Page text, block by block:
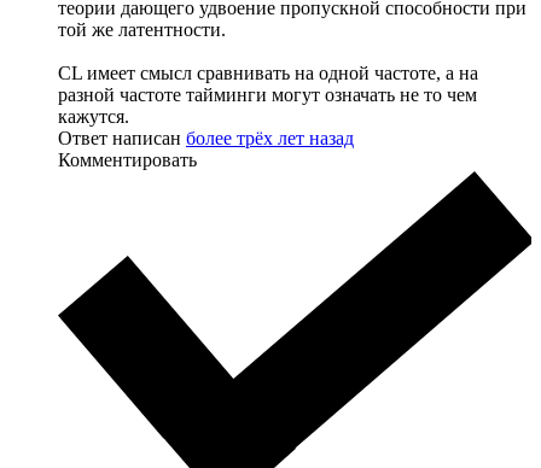
теории дающего удвоение пропускной способности при
той же латентности.
CL имеет смысл сравнивать на одной частоте, а на
разной частоте тайминги могут означать не то чем
кажутся.
Ответ написан более трёх лет назад
Комментировать